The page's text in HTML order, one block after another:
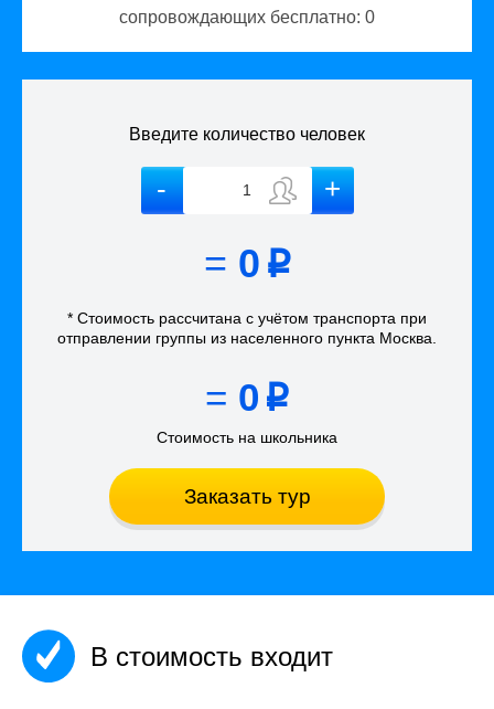
сопровождающих бесплатно: 0
Введите количество человек
= 0 p
* Стоимость рассчитана с учётом транспорта при
отправлении группы из населенного пункта Москва
= 0 p
Стоимость на школьника
Заказать тур
В стоимость входит